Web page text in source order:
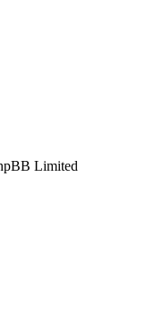
Limited